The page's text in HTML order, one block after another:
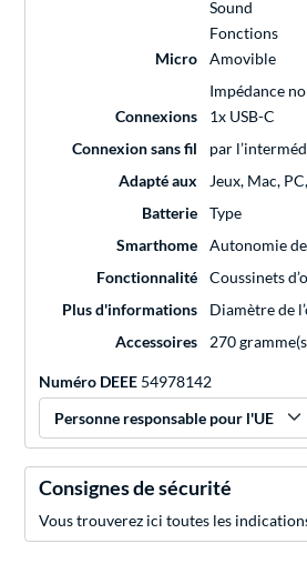
Sound
Fonctions
Micro
Amovible
Impédance
Connexions
1x USB-C
Connexion sans fil
par
Adapté aux
Jeux, Mac,
Batterie
Type
Smarthome
Autonomie
Fonctionnalité
Coussinets
Plus d'informations
Diamètre de
Accessoires
270
Numéro DEEE 54978142
Personne responsable pour l'UE
Consignes de sécurité
Vous trouverez ici toutes les